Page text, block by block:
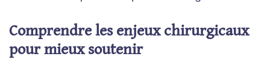
Comprendre les enjeux chirurgicaux
pour mieux soutenir